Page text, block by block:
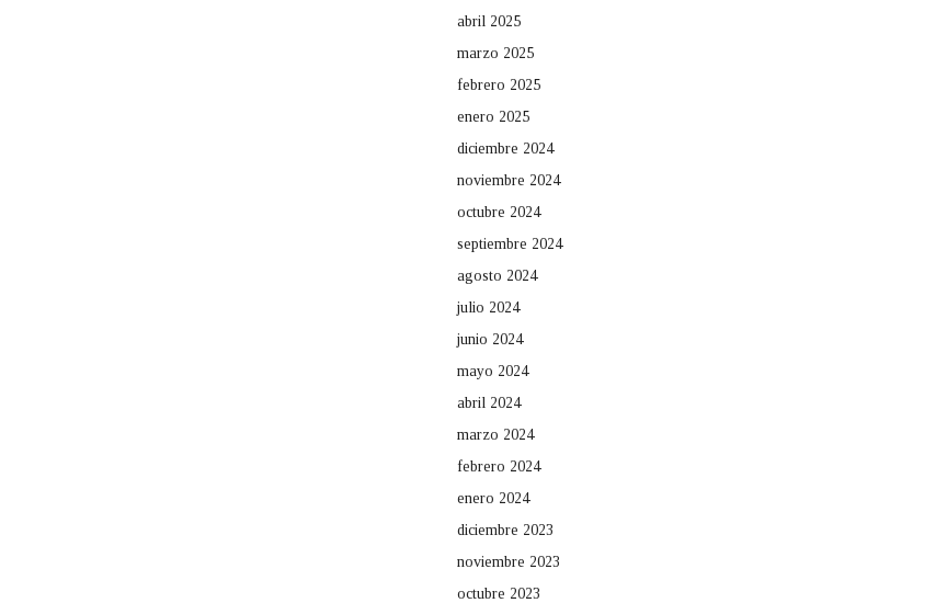
abril 2025
marzo 2025
febrero 2025
enero 2025
diciembre 2024
noviembre 2024
octubre 2024
septiembre 2024
agosto 2024
julio 2024
junio 2024
mayo 2024
abril 2024
marzo 2024
febrero 2024
enero 2024
diciembre 2023
noviembre 2023
octubre 2023